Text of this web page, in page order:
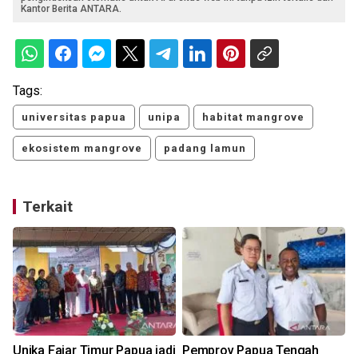
Kantor Berita ANTARA.
Tags:
universitas papua unipa habitat mangrove
ekosistem mangrove padang lamun
Terkait
Unika Fajar Timur Papua jadi Pemprov Papua Tengah